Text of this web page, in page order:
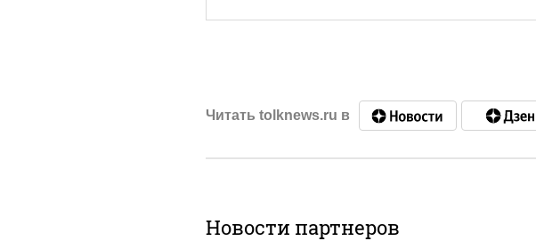
Читать tolknews.ru в
Новости партнеров